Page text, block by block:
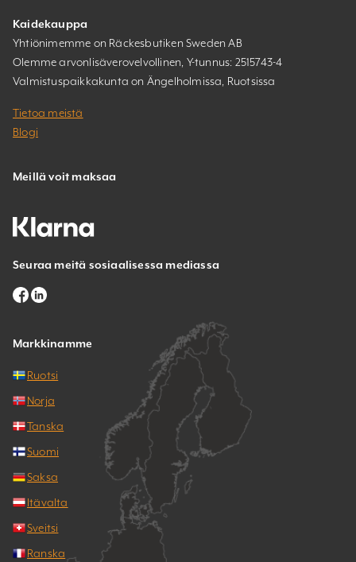
Kaidekauppa
Yhtiönimemme on Räckesbutiken Sweden AB
Olemme arvonlisäverovelvollinen, Y-tunnus: 2515743-4
Valmistuspaikkakunta on Ängelholmissa, Ruotsissa
Tietoa meistä
Blogi
Meillä voit maksaa
Seuraa meitä sosiaalisessa mediassa
Markkinamme
Ruotsi
Norja
Tanska
Suomi
Saksa
Itävalta
Sveitsi
Ranska